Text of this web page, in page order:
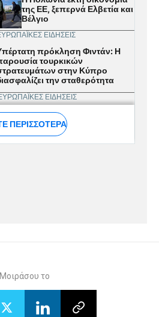
Μοιράσου το